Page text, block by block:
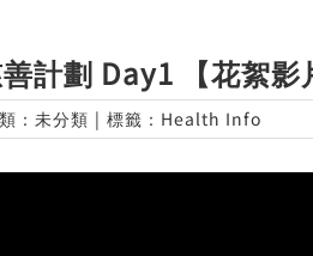
計劃 Day1 【花絮影
：未分類 | 標籤： Health Info